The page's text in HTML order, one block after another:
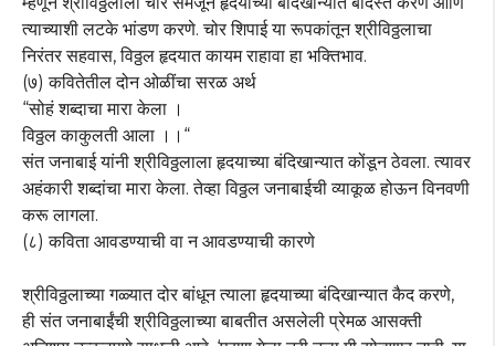
त्याच्याशी लटके भांडण करणे. चोर शिपाई या रूपकांतून श्रीविठ्ठलाचा
निरंतर सहवास, विठ्ठल हृदयात कायम राहावा हा भक्तिभाव.
(७) कवितेतील दोन ओळींचा सरळ अर्थ
“सोहं शब्दाचा मारा केला ।
विठ्ठल काकुलती आला ।।“
संत जनाबाई यांनी श्रीविठ्ठलाला हृदयाच्या बंदिखान्यात कोंडून ठेवला. त्यावर
अहंकारी शब्दांचा मारा केला. तेव्हा विठ्ठल जनाबाईची व्याकूळ होऊन विनवणी
करू लागला.
(८) कविता आवडण्याची वा न आवडण्याची कारणे
श्रीविठ्ठलाच्या गळ्यात दोर बांधून त्याला हृदयाच्या बंदिखान्यात कैद करणे,
ही संत जनाबाईंची श्रीविठ्ठलाच्या बाबतीत असलेली प्रेमळ आसक्ती